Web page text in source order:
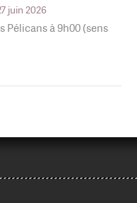
juin 2026
Pélicans à 9h00 (sens